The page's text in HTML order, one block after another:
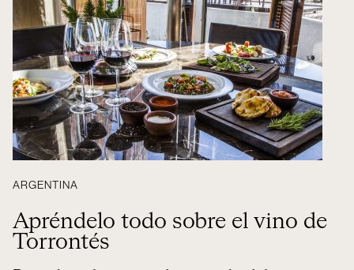
ARGENTINA
Apréndelo todo sobre el vino de
Torrontés